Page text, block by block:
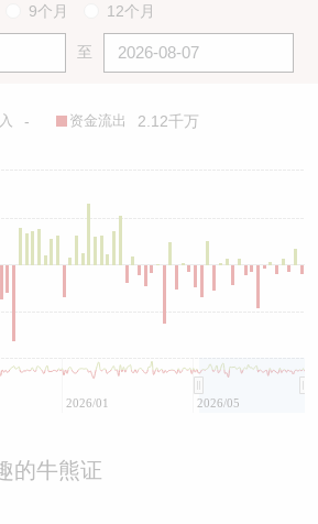
9个月 12个月
至
- 资金流出 2.12千万
2026/01 2026/05
的牛熊证